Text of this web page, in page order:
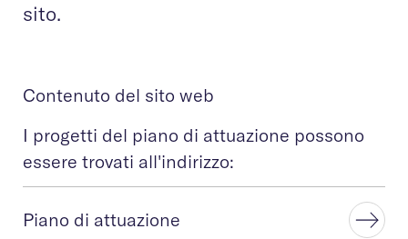
sito.
Contenuto del sito web
I progetti del piano di attuazione possono
essere trovati all'indirizzo:
Piano di attuazione